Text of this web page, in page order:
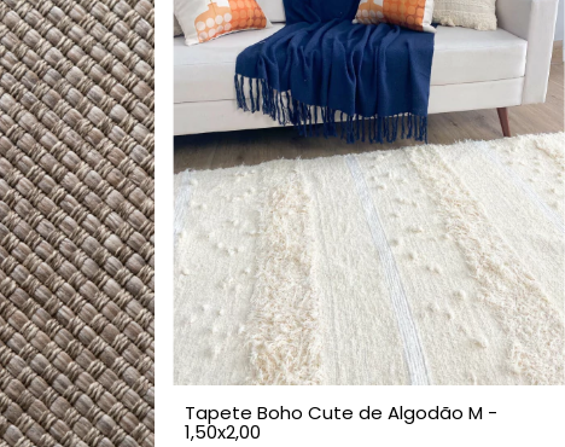
Tapete Boho Cute de Algodão M -
1,50x2,00